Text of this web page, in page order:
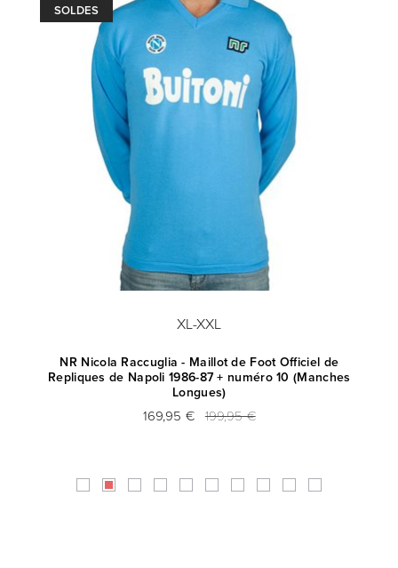
SOLDES
XL-XXL
NR Nicola Raccuglia - Maillot de Foot Officiel de
Repliques de Napoli 1986-87 + numéro 10 (Manches
Longues)
169,95 € 199,95 €